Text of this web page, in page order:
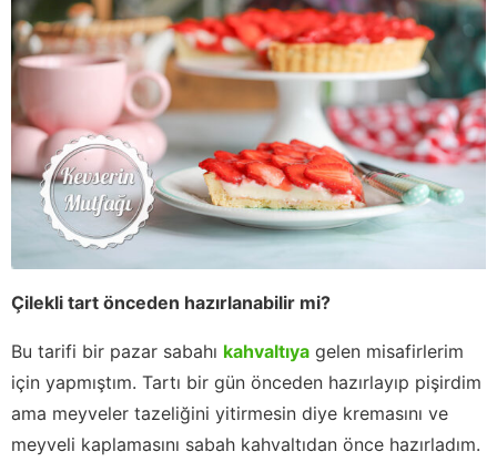
Çilekli tart önceden hazırlanabilir mi?
Bu tarifi bir pazar sabahı kahvaltıya gelen misafirlerim
için yapmıştım. Tartı bir gün önceden hazırlayıp pişirdim
ama meyveler tazeliğini yitirmesin diye kremasını ve
meyveli kaplamasını sabah kahvaltıdan önce hazırladım.